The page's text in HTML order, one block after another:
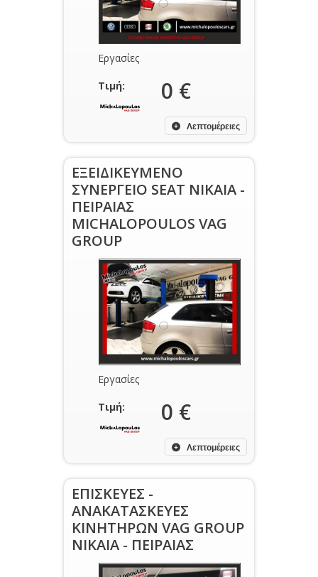
Εργασίες
Τιμή: 0 €
Λεπτομέρειες
ΕΞΕΙΔΙΚΕΥΜΕΝΟ
ΣΥΝΕΡΓΕΙΟ SEAT ΝΙΚΑΙΑ -
ΠΕΙΡΑΙΑΣ
MICHALOPOULOS VAG
GROUP
Εργασίες
Τιμή: 0 €
Λεπτομέρειες
ΕΠΙΣΚΕΥΕΣ -
ΑΝΑΚΑΤΑΣΚΕΥΕΣ
ΚΙΝΗΤΗΡΩΝ VAG GROUP
ΝΙΚΑΙΑ - ΠΕΙΡΑΙΑΣ